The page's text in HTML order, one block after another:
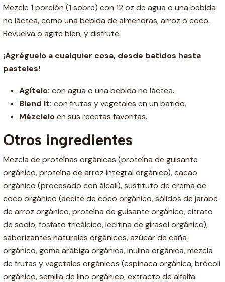
Mezcle 1 porción (1 sobre) con 12 oz de agua o una bebida
no láctea, como una bebida de almendras, arroz o coco.
Revuelva o agite bien, y disfrute.
¡Agréguelo a cualquier cosa, desde batidos hasta
pasteles!
Agítelo: con agua o una bebida no láctea.
Blend It: con frutas y vegetales en un batido.
Mézcleloen sus recetas favoritas.
Otros ingredientes
Mezcla de proteínas orgánicas (proteína de guisante
orgánico, proteína de arroz integral orgánico), cacao
orgánico (procesado con álcali), sustituto de crema de
coco orgánico (aceite de coco orgánico, sólidos de jarabe
de arroz orgánico, proteína de guisante orgánico, citrato
de sodio, fosfato tricálcico, lecitina de girasol orgánico),
saborizantes naturales orgánicos, azúcar de caña
orgánico, goma arábiga orgánica, inulina orgánica, mezcla
de frutas y vegetales orgánicos (espinaca orgánica, brócoli
orgánico, semilla de lino orgánico, extracto de alfalfa